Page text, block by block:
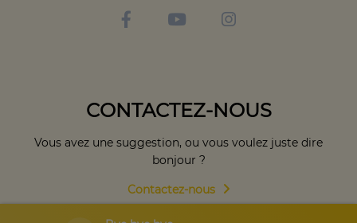
CONTACTEZ-NOUS
Vous avez une suggestion, ou vous voulez juste dire
bonjour ?
Contactez-nous